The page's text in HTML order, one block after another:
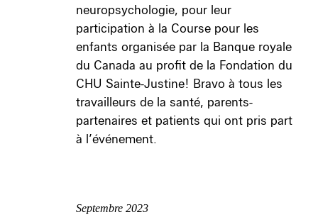
neuropsychologie, pour leur
participation à la Course pour les
enfants organisée par la Banque royale
du Canada au profit de la Fondation du
CHU Sainte-Justine! Bravo à tous les
travailleurs de la santé, parents-
partenaires et patients qui ont pris part
à l’événement.
Septembre 2023